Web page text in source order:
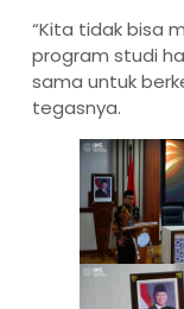
“Kita tidak bisa
program studi
sama untuk
tegasnya.